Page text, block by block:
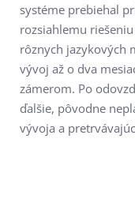
systéme prebiehal
rozsiahlemu
rôznych jazykových
vývoj až o dva
zámerom. Po
ďalšie, pôvodne
vývoja a